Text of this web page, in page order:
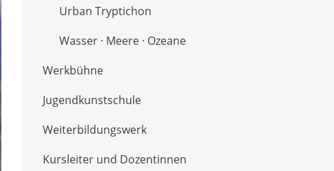
Urban Tryptichon
Wasser · Meere · Ozeane
Werkbühne
Jugendkunstschule
Weiterbildungswerk
Kursleiter und Dozentinnen